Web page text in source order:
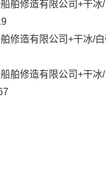
舶修造有限公司+干
修造有限公司+干冰/
舶修造有限公司+干